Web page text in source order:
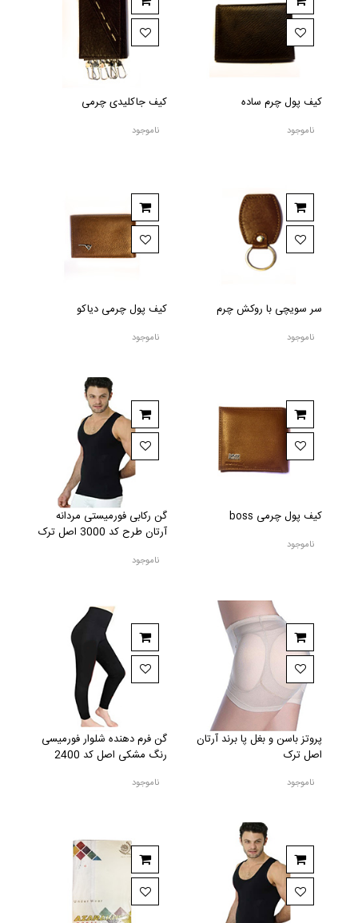
کیف پول چرم ساده
ناموجود
کیف جاکلیدی چرمی
ناموجود
سر سویچی با روکش چرم
ناموجود
کیف پول چرمی دیاکو
ناموجود
کیف پول چرمی boss
ناموجود
گن رکابی فورمیستی مردانه
آرتان طرح کد 3000 اصل ترک
ناموجود
پروتز باسن و بغل پا برند آرتان
اصل ترک
ناموجود
گن فرم دهنده شلوار فورمیسی
رنگ مشکی اصل کد 2400
ناموجود